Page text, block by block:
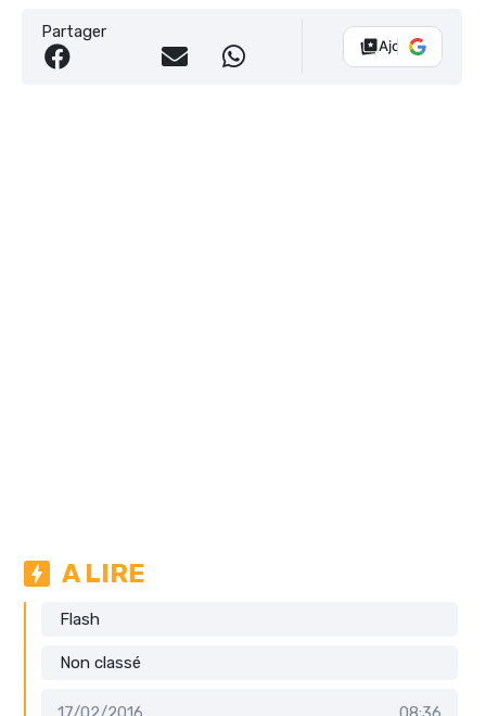
Partager
Ajouter Vélo
A LIRE
Flash
Non classé